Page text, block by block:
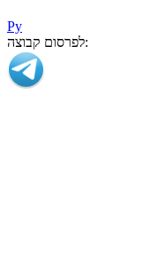
Ру
לפרסום קבוצה: